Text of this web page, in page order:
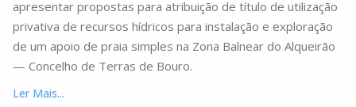
apresentar propostas para atribuição de título de utilização
privativa de recursos hídricos para instalação e exploração
de um apoio de praia simples na Zona Balnear do Alqueirão
— Concelho de Terras de Bouro.
Ler Mais...